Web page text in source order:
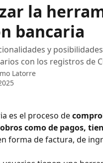
la
bancaria
y
con los registros de
Latorre
es el proceso de
como de pagos,
forma de factura, de